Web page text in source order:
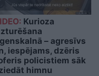
Kurioza
– agresīvs
iespējams, dzēris
policistiem sāk
himnu